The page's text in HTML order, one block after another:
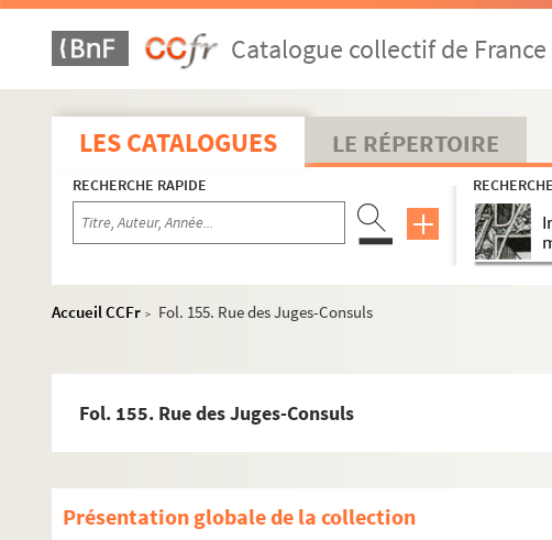
Catalogue collectif de France
LES CATALOGUES LE RÉPERTOIRE
RECHERCHE RAPIDE
Accueil CCFr >
Fol. 155. Rue des Juges-Consuls
Fol. 155. Rue des Juges-Consuls
Présentation globale de la collection
2-MS-2765. Notes d'histoire de Paris, généralités. Tome 1
2-MS-2766. Notes d'histoire de Paris, généralités. Tome 2
2-MS-2768. Quartier de Sens et Saint-Pol (suite)
2-MS-2770. Quartier Barbette (suite)
2-MS-2771. Quartier Barbette (fin) ; Coutures de Sainte-Catherine
2-MS-2774. Quartier des Fossés jaunes, Montmartre